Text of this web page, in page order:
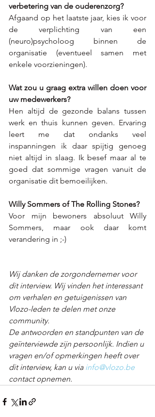
verbetering van de ouderenzorg?
Afgaand op het laatste jaar, kies ik voor
de verplichting van een
(neuro)psycholoog binnen de
organisatie (eventueel samen met
enkele voorzieningen).
Wat zou u graag extra willen doen voor
uw medewerkers?
Hen altijd de gezonde balans tussen
werk en thuis kunnen geven. Ervaring
leert me dat ondanks veel
inspanningen ik daar spijtig genoeg
niet altijd in slaag. Ik besef maar al te
goed dat sommige vragen vanuit de
organisatie dit bemoeilijken.
Willy Sommers of The Rolling Stones?
Voor mijn bewoners absoluut Willy
Sommers, maar ook daar komt
verandering in ;-)
Wij danken de zorgondernemer voor
dit interview. Wij vinden het interessant
om verhalen en getuigenissen van
Vlozo-leden te delen met onze
community.
De antwoorden en standpunten van de
geïnterviewde zijn persoonlijk. Indien u
vragen en/of opmerkingen heeft over
dit interview, kan u via info@vlozo.be
contact opnemen.